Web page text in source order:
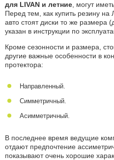
для LIVAN и летние , могут
Перед тем, как купить резину
авто стоят диски то же размера
указан в инструкции по
Кроме сезонности и размера,
другие важные особенности в
протектора:
Направленный.
Симметричный.
Асимметричный.
В последнее время ведущие
отдают предпочтение
показывают очень хорошие